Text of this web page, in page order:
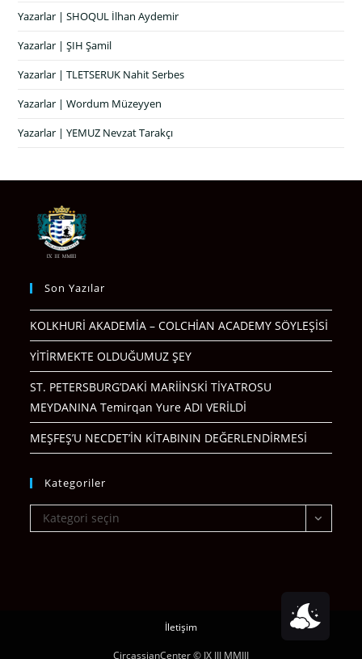
Yazarlar | SHOQUL İlhan Aydemir
Yazarlar | ŞIH Şamil
Yazarlar | TLETSERUK Nahit Serbes
Yazarlar | Wordum Müzeyyen
Yazarlar | YEMUZ Nevzat Tarakçı
Son Yazılar
KOLKHURİ AKADEMİA – COLCHİAN ACADEMY SÖYLEŞİSİ
YİTİRMEKTE OLDUĞUMUZ ŞEY
ST. PETERSBURG’DAKİ MARİİNSKİ TİYATROSU
MEYDANINA Temirqan Yure ADI VERİLDİ
MEŞFEŞ’U NECDET’İN KİTABININ DEĞERLENDİRMESİ
Kategoriler
Kategoriler
Kategori seçin
İletişim
CircassianCenter © IX III MMIII